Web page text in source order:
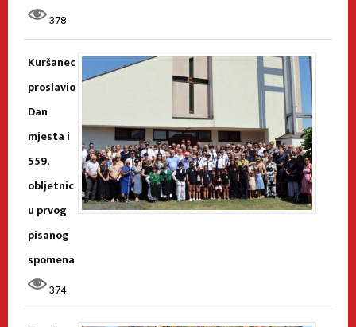
378
Kuršanec
proslavio
Dan
mjesta i
559.
obljetnic
u prvog
pisanog
spomena
374